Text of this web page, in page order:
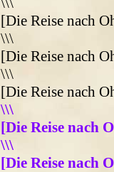
[Die Reise nach
\\\
[Die Reise nach
\\\
[Die Reise nach
\\\
[Die Reise nach
\\\
[Die Reise nach